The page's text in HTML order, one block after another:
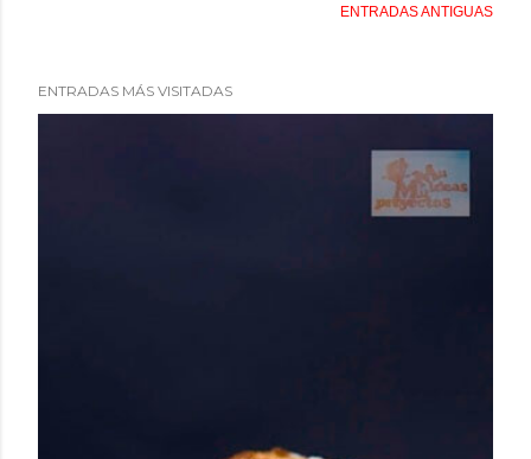
ENTRADAS ANTIGUAS
ENTRADAS MÁS VISITADAS